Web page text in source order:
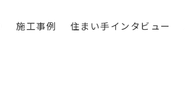
施工事例 住まい手インタビュー